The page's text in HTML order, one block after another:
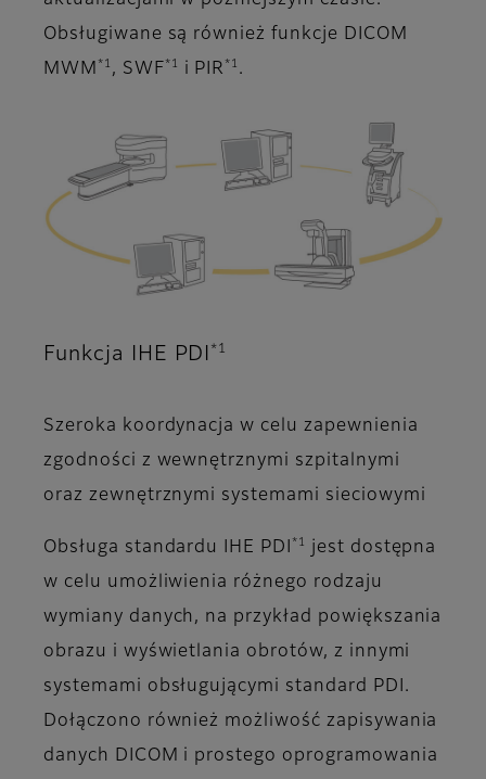
Obsługiwane są również funkcje DICOM
MWM *1 , SWF *1 i PIR *1 .
Funkcja IHE PDI *1
Szeroka koordynacja w celu zapewnienia
zgodności z wewnętrznymi szpitalnymi
oraz zewnętrznymi systemami sieciowymi
Obsługa standardu IHE PDI *1
jest dostępna
w celu umożliwienia różnego rodzaju
wymiany danych, na przykład powiększania
obrazu i wyświetlania obrotów, z innymi
systemami obsługującymi standard PDI.
Dołączono również możliwość zapisywania
danych DICOM i prostego oprogramowania